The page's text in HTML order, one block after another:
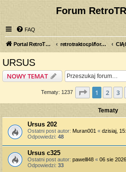
Forum
FAQ
Portal RetroTRAKTOR.pl retrotraktor.pl/forum
URSUS
NOWY TEMAT
Tematy: 1237 Strona1 z50
1 2 3
Tematy
Ursus 202
Ostatni post autor: Muran001 « dzisiaj,
Odpowiedzi: 48
Ursus c325
Ostatni post autor: pawelll48 « 06 sie
Odpowiedzi: 33